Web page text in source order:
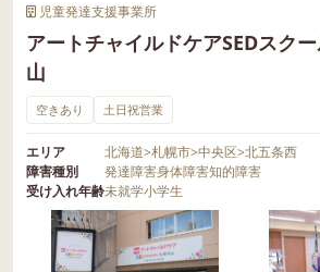
児童発達支援事業所
アートチャイルドケアSEDスク
山
空きあり 土日祝営業
エリア 北海道>札幌市>中央区>北五条西
障害種別
発達障害身体障害知的障害
受け入れ年齢未就学小学生